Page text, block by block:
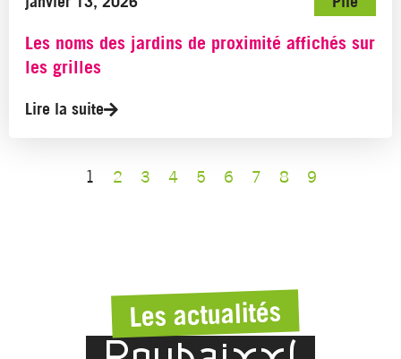
Les noms des jardins de proximité affichés sur
les grilles
Lire la suite
1 2 3 4 5 6 7 8 9
Les actualités